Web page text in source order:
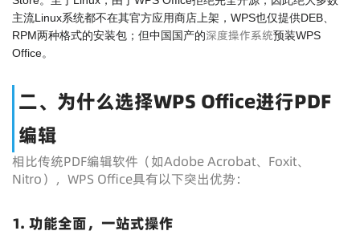
主流Linux系统都不在其官方应用商店上架，WPS也仅提供DEB、
RPM两种格式的安装包；但中国国产的深度操作系统预装WPS
Office。
二、为什么选择WPS Office进行PDF
编辑
相比传统PDF编辑软件（如Adobe Acrobat、Foxit、
Nitro），WPS Office具有以下突出优势：
1. 功能全面，一站式操作